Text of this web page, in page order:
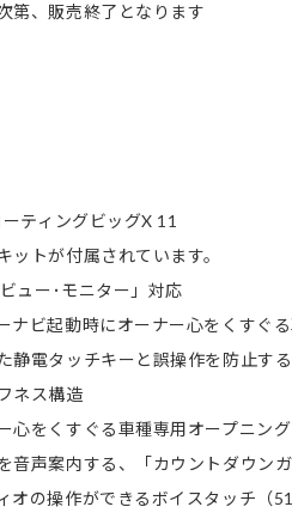
第、販売終了となります
ティングビッグX 11
トが付属されています。
ュー･モニター」対応
ビ起動時にオーナー心をくすぐ
静電タッチキーと誤操作を防止す
ネス構造
心をくすぐる車種専用オープニング
声案内する、「カウントダウン
の操作ができるボイスタッチ（51